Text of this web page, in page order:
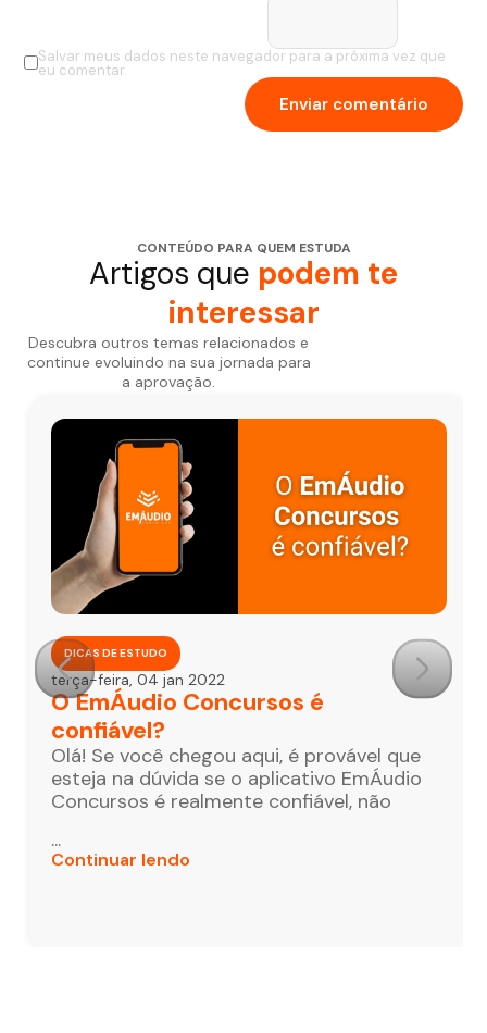
Salvar meus dados neste navegador para a próxima vez que
eu comentar.
CONTEÚDO PARA QUEM ESTUDA
Artigos que podem te
interessar
Descubra outros temas relacionados e
continue evoluindo na sua jornada para
a aprovação.
DICAS DE ESTUDO
terça-feira, 04 jan 2022
O EmÁudio Concursos é
confiável?
Olá! Se você chegou aqui, é provável que
esteja na dúvida se o aplicativo EmÁudio
Concursos é realmente confiável, não
...
Continuar lendo